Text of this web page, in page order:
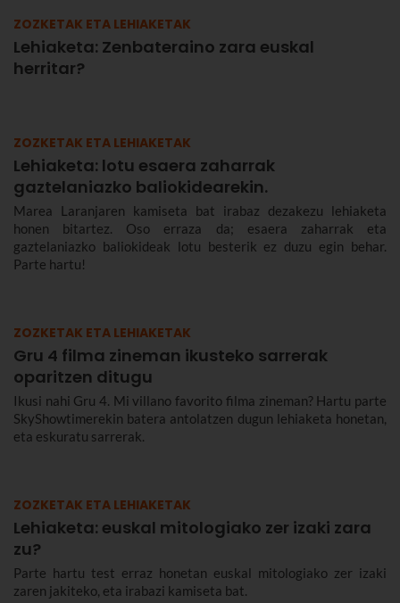
ZOZKETAK ETA LEHIAKETAK
Lehiaketa: Zenbateraino zara euskal
herritar?
ZOZKETAK ETA LEHIAKETAK
Lehiaketa: lotu esaera zaharrak
gaztelaniazko baliokidearekin.
Marea Laranjaren kamiseta bat irabaz dezakezu lehiaketa
honen bitartez. Oso erraza da; esaera zaharrak eta
gaztelaniazko baliokideak lotu besterik ez duzu egin behar.
Parte hartu!
ZOZKETAK ETA LEHIAKETAK
Gru 4 filma zineman ikusteko sarrerak
oparitzen ditugu
Ikusi nahi Gru 4. Mi villano favorito filma zineman? Hartu parte
SkyShowtimerekin batera antolatzen dugun lehiaketa honetan,
eta eskuratu sarrerak.
ZOZKETAK ETA LEHIAKETAK
Lehiaketa: euskal mitologiako zer izaki zara
zu?
Parte hartu test erraz honetan euskal mitologiako zer izaki
zaren jakiteko, eta irabazi kamiseta bat.